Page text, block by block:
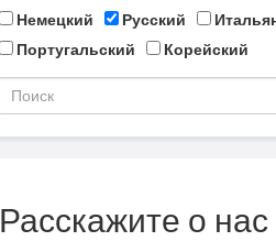
Немецкий
Русский
Португальский
Корейский
Расскажите о